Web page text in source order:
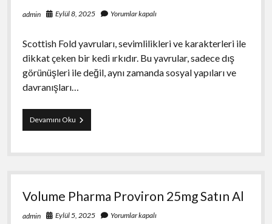
admin Eylül 8, 2025 Yorumlar kapalı
Scottish Fold yavruları, sevimlilikleri ve karakterleri ile
dikkat çeken bir kedi ırkıdır. Bu yavrular, sadece dış
görünüşleri ile değil, aynı zamanda sosyal yapıları ve
davranışları…
Devamını OkuScottish
Fold
Karakter
Volume Pharma Proviron 25mg Satın Al
admin Eylül 5, 2025 Yorumlar kapalı